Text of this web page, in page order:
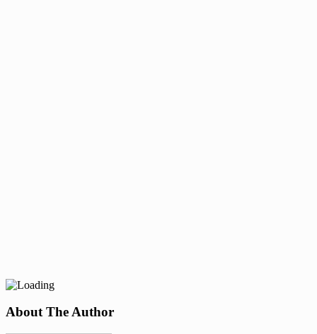
About The Author